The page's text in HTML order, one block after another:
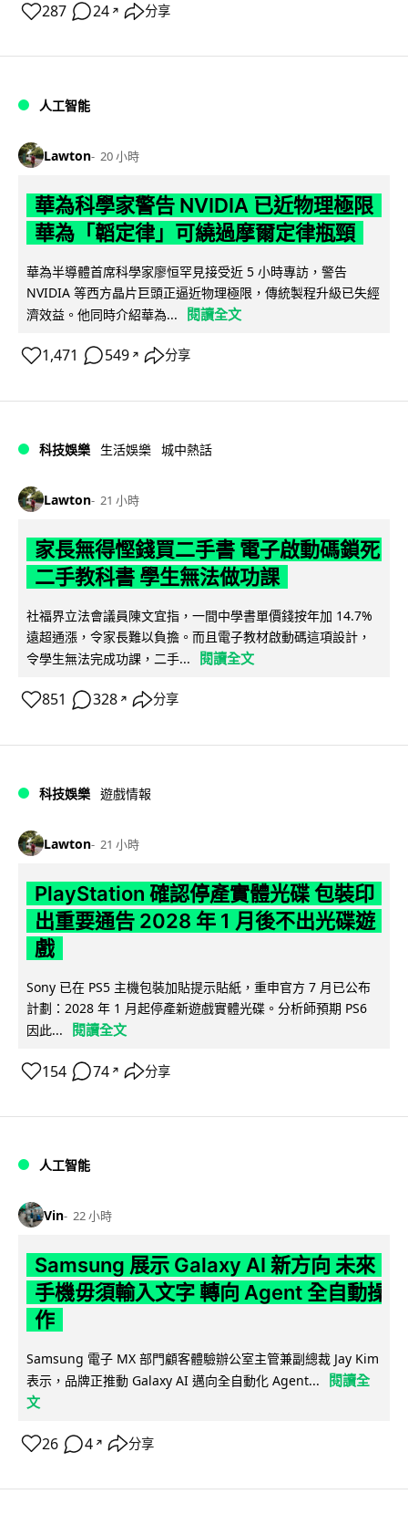
287 24 ↗ 分享
人工智能
Lawton 20 小時
華為科學家警告 NVIDIA 已近物理極限
華為「韜定律」可繞過摩爾定律瓶頸
華為半導體首席科學家廖恒罕見接受近 5 小時專訪，警告
NVIDIA 等西方晶片巨頭正逼近物理極限，傳統製程升級已失經
濟效益。他同時介紹華為...
閱讀全文
1,471 549 ↗ 分享
科技娛樂 生活娛樂 城中熱話
Lawton 21 小時
家長無得慳錢買二手書 電子啟動碼鎖死
二手教科書 學生無法做功課
社福界立法會議員陳文宜指，一間中學書單價錢按年加 14.7%
遠超通漲，令家長難以負擔。而且電子教材啟動碼這項設計，
令學生無法完成功課，二手...
閱讀全文
851 328 ↗ 分享
科技娛樂 遊戲情報
Lawton 21 小時
PlayStation 確認停產實體光碟 包裝印
出重要通告 2028 年 1 月後不出光碟遊
戲
Sony 已在 PS5 主機包裝加貼提示貼紙，重申官方 7 月已公布
計劃：2028 年 1 月起停產新遊戲實體光碟。分析師預期 PS6
因此...
閱讀全文
154 74 ↗ 分享
人工智能
Vin 22 小時
Samsung 展示 Galaxy AI 新方向 未來
手機毋須輸入文字 轉向 Agent 全自動操
作
Samsung 電子 MX 部門顧客體驗辦公室主管兼副總裁 Jay Kim
表示，品牌正推動 Galaxy AI 邁向全自動化 Agent...
閱讀全
文
26 4 ↗ 分享